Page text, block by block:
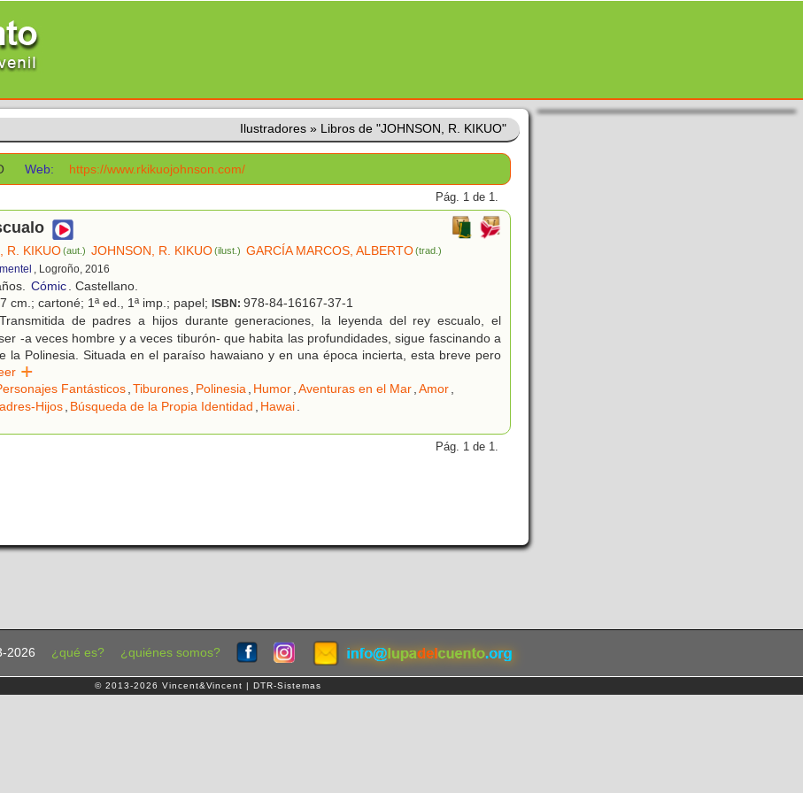
Ilustradores » Libros de "JOHNSON, R. KIKUO"
Web: https://www.rkikuojohnson.com/
Pág. 1 de 1.
R. KIKUO(aut.) JOHNSON, R. KIKUO(ilust.) GARCÍA MARCOS, ALBERTO (trad.)
, Logroño, 2016
Cómic. Castellano.
cm.; cartoné; 1ª ed., 1ª imp.; papel; ISBN: 978-84-16167-37-1
Transmitida de padres a hijos durante generaciones, la leyenda del rey escualo, el
-a veces hombre y a veces tiburón- que habita las profundidades, sigue fascinando a
la Polinesia. Situada en el paraíso hawaiano y en una época incierta, esta breve pero
Fantásticos,Tiburones, Polinesia, Humor,Aventuras en el Mar,Amor,
Hijos, Búsqueda de la Propia Identidad , Hawai.
Pág. 1 de 1.
2026 ¿qué es? ¿quiénes somos?
© 2013-2026 Vincent&Vincent | DTR-Sistemas